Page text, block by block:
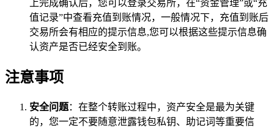
上完成确认后，您可以登录交易所，在“资金管理”或“充
值记录”中查看充值到账情况，一般情况下，充值到账后
交易所会有相应的提示信息,您可以根据这些提示信息确
认资产是否已经安全到账。
注意事项
安全问题：在整个转账过程中，资产安全是最为关键
的，您一定不要随意泄露钱包私钥、助记词等重要信